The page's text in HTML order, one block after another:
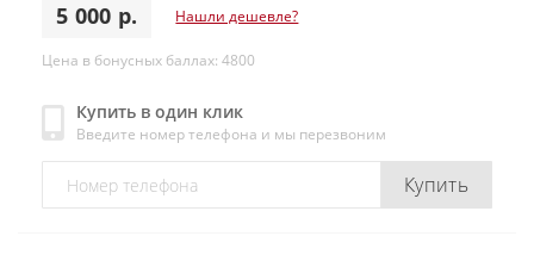
5 000 р. Нашли дешевле?
Цена в бонусных баллах: 4800
Купить в один клик
Введите номер телефона и мы перезвоним
Купить